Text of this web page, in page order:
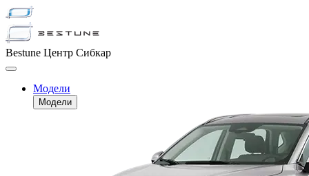
Bestune Центр Сибкар
Модели
Модели